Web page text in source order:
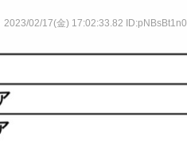
2023/02/17(金) 17:02:33.82 ID:pNBsBt1n0